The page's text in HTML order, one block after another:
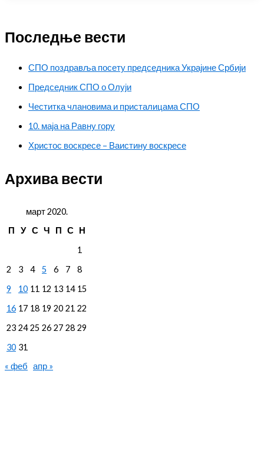
Последње вести
СПО поздравља посету председника Украјине Србији
Председник СПО о Олуји
Честитка члановима и присталицама СПО
10. маја на Равну гору
Христос воскресе – Ваистину воскресе
Архива вести
март 2020.
П
У С Ч П С
Н
1
2
3 4 5 6 7
8
9
10 11 12 13 14 15
16 17 18 19 20 21 22
23 24 25 26 27 28 29
30 31
« феб апр »